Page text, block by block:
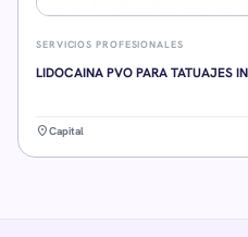
SERVICIOS PROFESIONALES
LIDOCAINA PVO PARA TATUAJES
location_onCapital